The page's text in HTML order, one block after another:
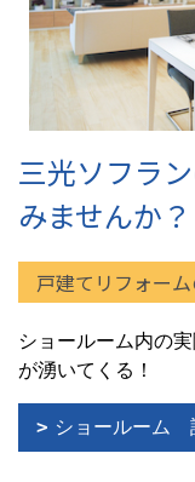
三光ソフラ
みませんか？
戸建てリフォー
ショールーム内の
が湧いてくる！
ショールーム